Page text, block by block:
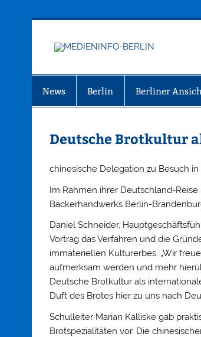
News Berlin Berliner
Deutsche Brotkultur
chinesische Delegation zu Besuch in
Im Rahmen ihrer Deutschland-
Bäckerhandwerks Berlin-
Daniel Schneider,
Vortrag das Verfahren und die
immateriellen Kulturerbes. „Wir
aufmerksam werden und mehr
Deutsche Brotkultur als
Duft des Brotes hier zu uns nach
Schulleiter Marian Kalliske gab
Brotspezialitäten vor. Die